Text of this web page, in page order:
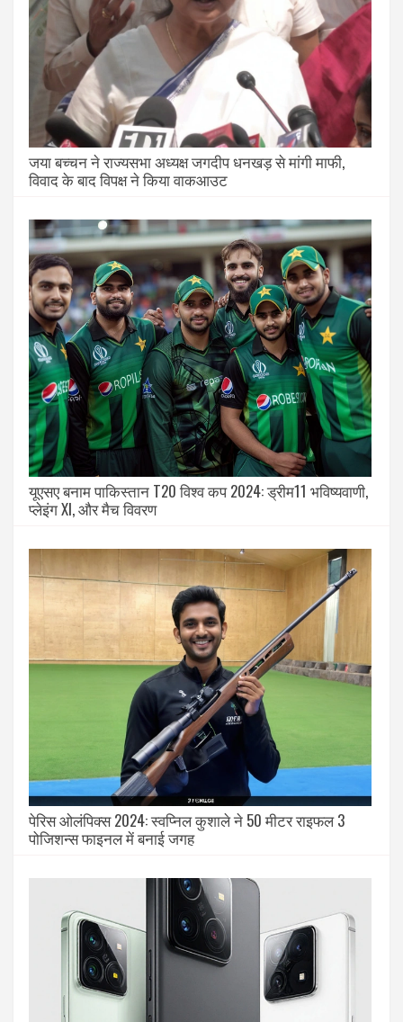
जया बच्चन ने राज्यसभा अध्यक्ष जगदीप धनखड़ से मांगी माफी,
विवाद के बाद विपक्ष ने किया वाकआउट
यूएसए बनाम पाकिस्तान T20 विश्व कप 2024: ड्रीम11 भविष्यवाणी,
प्लेइंग XI, और मैच विवरण
पेरिस ओलंपिक्स 2024: स्वप्निल कुशाले ने 50 मीटर राइफल 3
पोजिशन्स फाइनल में बनाई जगह